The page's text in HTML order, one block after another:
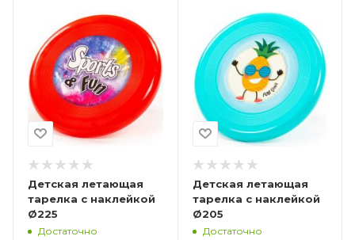
Детская летающая
тарелка с наклейкой
Ø225
Достаточно
Детская летающая
тарелка с наклейкой
Ø205
Достаточно